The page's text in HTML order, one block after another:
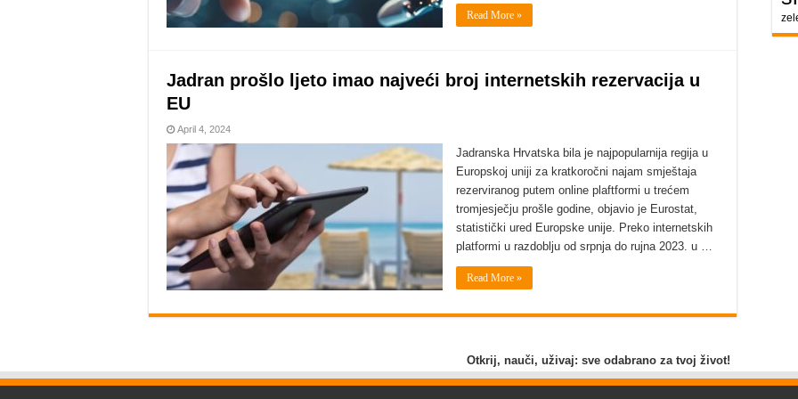
Read More »
Jadran prošlo ljeto imao najveći broj internetskih rezervacija u
EU
April 4, 2024
Jadranska Hrvatska bila je najpopularnija regija u
Europskoj uniji za kratkoročni najam smještaja
rezerviranog putem online plaftformi u trećem
tromjesječju prošle godine, objavio je Eurostat,
statistički ured Europske unije. Preko internetskih
platformi u razdoblju od srpnja do rujna 2023. u …
Read More »
Otkrij, nauči, uživaj: sve odabrano za tvoj život!